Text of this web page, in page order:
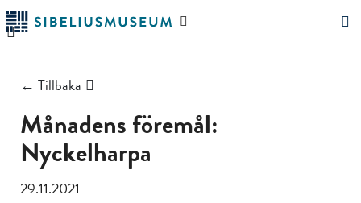
Hoppa
till
huvudinnehållet
Sök
← Tillbaka
Månadens föremål:
Nyckelharpa
29.11.2021